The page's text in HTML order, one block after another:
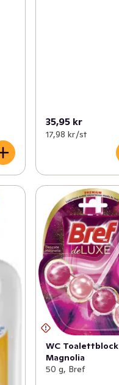
35,95 kr
17,98 kr /st
WC Toalettblock
Magnolia
50 g, Bref